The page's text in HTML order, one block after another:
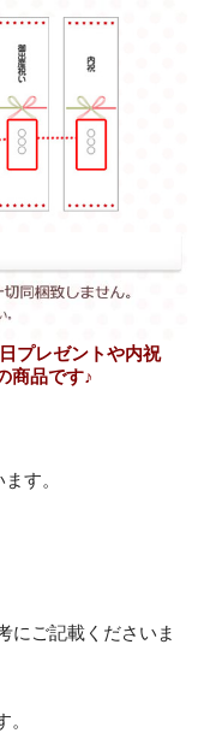
プレゼントや内祝
商品です♪
す。
にご記載くださいま